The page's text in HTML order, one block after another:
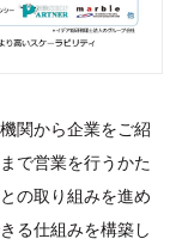
関から企業をご紹
で営業を行うかた
の取り組みを進め
る仕組みを構築し